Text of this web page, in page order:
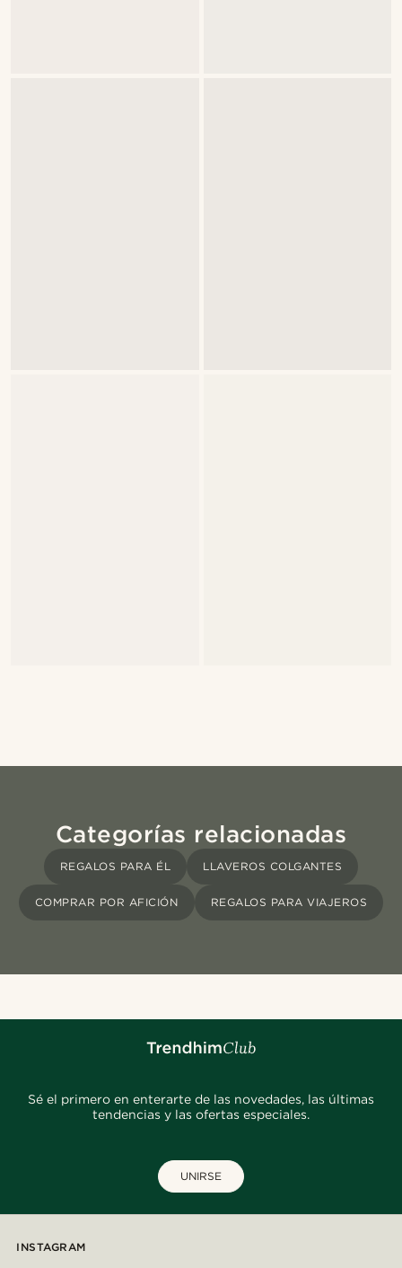
Categorías relacionadas
REGALOS PARA ÉL LLAVEROS COLGANTES
COMPRAR POR AFICIÓN REGALOS PARA VIAJEROS
Sé el primero en enterarte de las novedades, las últimas
tendencias y las ofertas especiales.
UNIRSE
INSTAGRAM